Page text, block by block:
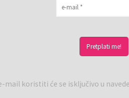
mail koristiti će se isključivo u